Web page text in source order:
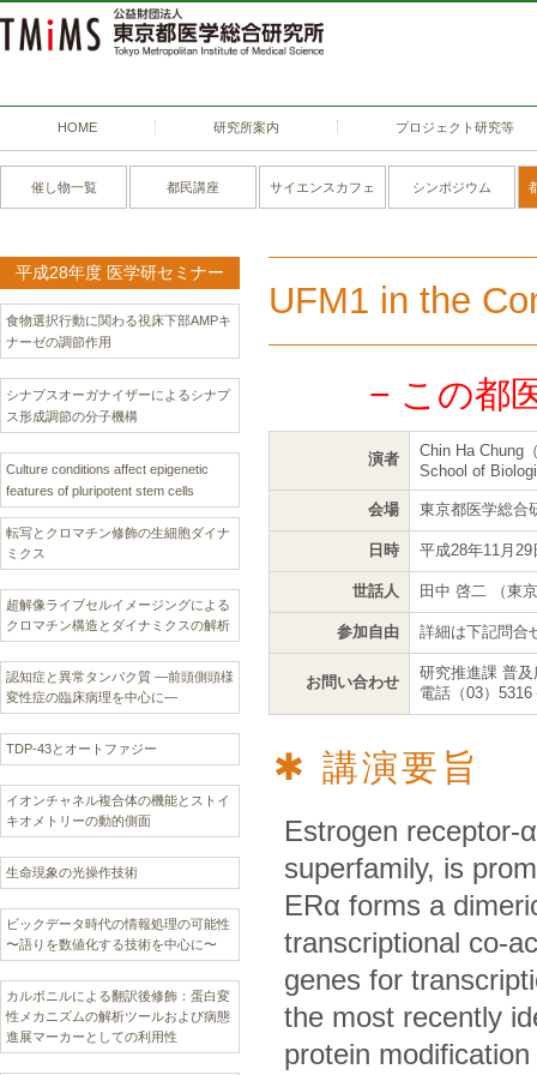
HOME 研究所案内 プロジェクト研究等
催し物一覧 都民講座 サイエンスカフェ シンポジウム
平成28年度 医学研セミナー
食物選択行動に関わる視床下部AMPキ
ナーゼの調節作用
シナプスオーガナイザーによるシナプ
ス形成調節の分子機構
Culture conditions affect epigenetic
features of pluripotent stem cells
転写とクロマチン修飾の生細胞ダイナ
ミクス
超解像ライブセルイメージングによる
クロマチン構造とダイナミクスの解析
認知症と異常タンパク質 —前頭側頭様
変性症の臨床病理を中心に—
TDP-43とオートファジー
イオンチャネル複合体の機能とストイ
キオメトリーの動的側面
生命現象の光操作技術
ビックデータ時代の情報処理の可能性
〜語りを数値化する技術を中心に〜
カルボニルによる翻訳後修飾：蛋白変
性メカニズムの解析ツールおよび病態
進展マーカーとしての利用性
UFM1 in the
− この都
演者
Chin Ha Chung
School of
会場 東京都医学総合
日時 平成28年11月
世話人 田中 啓二 （東
参加自由 詳細は下記問合
お問い合わせ
研究推進課 普及
電話（03）5316
講演要旨
Estrogen receptor-
superfamily, is
ERα forms a
transcriptional co-
genes for
the most recently
protein